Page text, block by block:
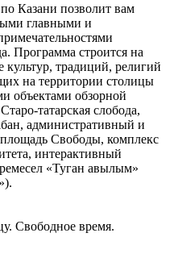
Казани позволит вам
главными и
Программа строится на
культур, традиций, религий
на территории столицы
объектами обзорной
татарская слобода,
административный и
Свободы, комплекс
интерактивный
«Туган авылым»
Свободное время.